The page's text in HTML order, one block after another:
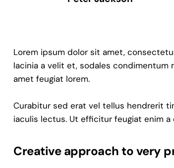
Lorem ipsum dolor sit amet,
lacinia a velit et, sodales condimentum
amet feugiat lorem.
Curabitur sed erat vel tellus hendrerit
iaculis lectus. Ut efficitur feugiat enim
Creative approach to very